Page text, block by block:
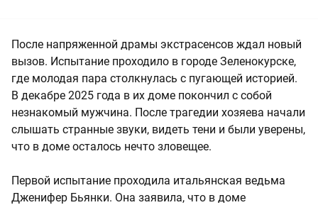
После напряженной драмы экстрасенсов ждал новый
вызов. Испытание проходило в городе Зеленокурске,
где молодая пара столкнулась с пугающей историей.
В декабре 2025 года в их доме покончил с собой
незнакомый мужчина. После трагедии хозяева начали
слышать странные звуки, видеть тени и были уверены,
что в доме осталось нечто зловещее.
Первой испытание проходила итальянская ведьма
Дженифер Бьянки. Она заявила, что в доме